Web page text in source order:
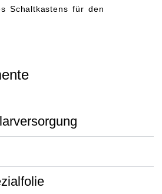
Schaltkastens für den